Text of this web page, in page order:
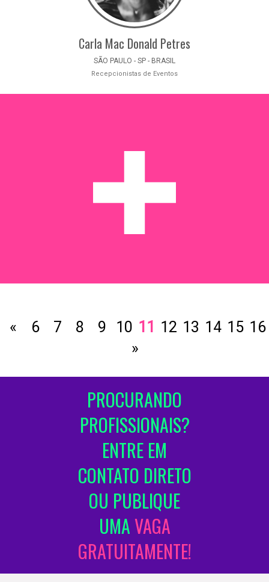
Carla Mac Donald Petres
SÃO PAULO - SP - BRASIL
Recepcionistas de Eventos
« 6 7 8 9 10 11 12 13 14 15 16
»
PROCURANDO
PROFISSIONAIS?
ENTRE EM
CONTATO DIRETO
OU PUBLIQUE
UMAVAGA
GRATUITAMENTE!